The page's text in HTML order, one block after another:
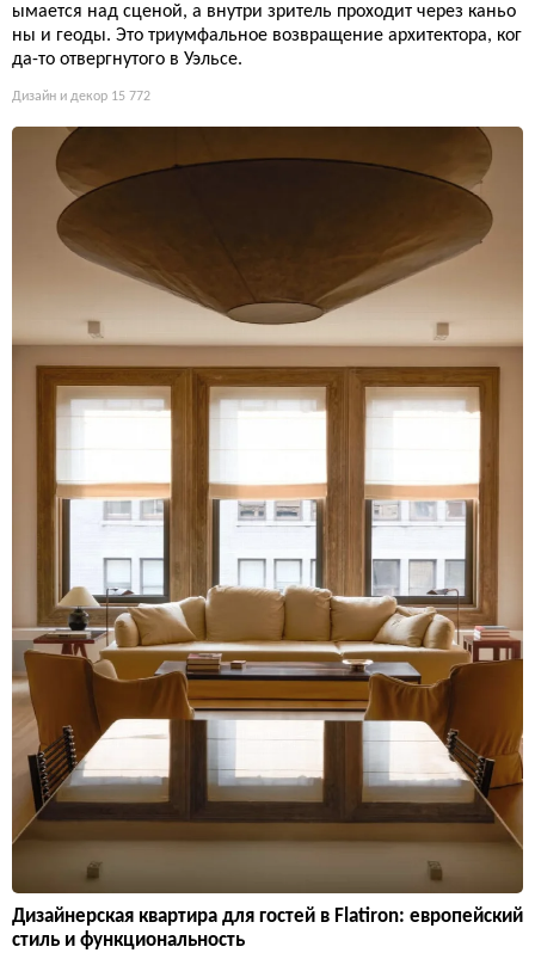
ымается над сценой, а внутри зритель проходит через каньо
ны и геоды. Это триумфальное возвращение архитектора, ког
да-то отвергнутого в Уэльсе.
Дизайн и декор 15 772
Дизайнерская квартира для гостей в Flatiron: европейский
стиль и функциональность